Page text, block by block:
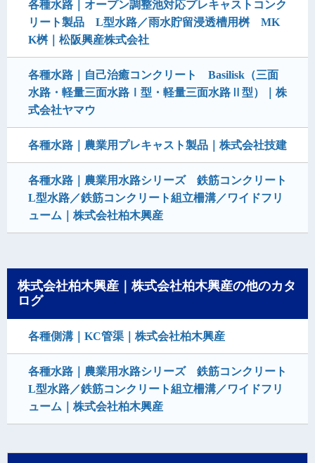
各種水路｜オープン調整池対応プレキャストコンク
リート製品 L型水路／雨水貯留浸透槽用桝 MK
K桝｜松阪興産株式会社
各種水路｜自己治癒コンクリート Basilisk（三面
水路・軽量三面水路Ⅰ型・軽量三面水路Ⅱ型）｜株
式会社ヤマウ
各種水路｜農業用プレキャスト製品｜株式会社技建
各種水路｜農業用水路シリーズ 鉄筋コンクリート
L型水路／鉄筋コンクリート組立柵溝／ワイドフリ
ューム｜株式会社柏木興産
株式会社柏木興産｜株式会社柏木興産の他のカタ
ログ
各種側溝｜KC管渠｜株式会社柏木興産
各種水路｜農業用水路シリーズ 鉄筋コンクリート
L型水路／鉄筋コンクリート組立柵溝／ワイドフリ
ューム｜株式会社柏木興産